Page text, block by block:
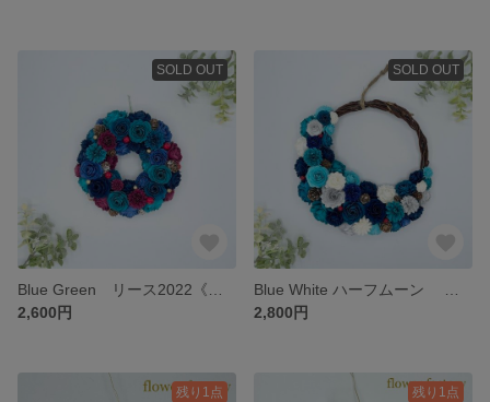
SOLD OUT
2,600円
SOLD OUT
2,800円
残り1点 残り1点